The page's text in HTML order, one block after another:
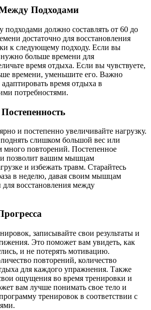
Подходами
должно составлять от 60 до
достаточно для восстановления
к следующему подходу. Если вы
нужно больше времени для
время отдыха. Если вы чувствуете,
времени, уменьшите его. Важно
время отдыха в
потребностями.
и постепенно увеличивайте нагрузку.
слишком большой вес или
повторений. Постепенное
позволит вашим мышцам
и избежать травм. Старайтесь
в неделю, давая своим мышцам
для восстановления между
записывайте свои результаты и
Это поможет вам увидеть, как
и не потерять мотивацию.
повторений, количество
для каждого упражнения. Также
ощущения во время тренировки и
вам лучше понимать свое тело и
тренировок в соответствии с